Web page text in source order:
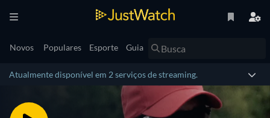
Novos Populares Esporte Guia
Atualmente disponível em 2 serviços de streaming.